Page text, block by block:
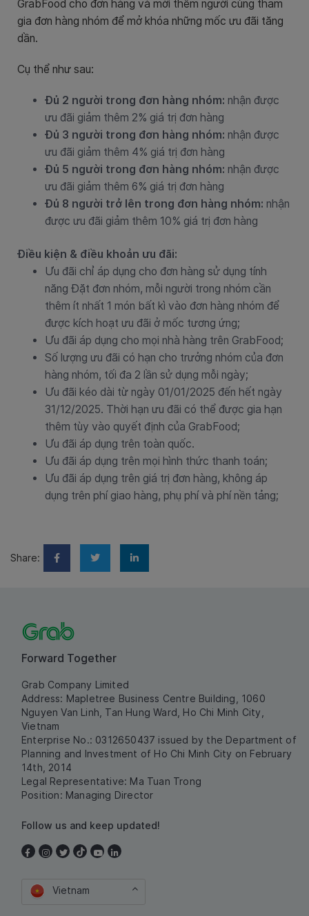
GrabFood cho đơn hàng và mời thêm người cùng tham
gia đơn hàng nhóm để mở khóa những mốc ưu đãi tăng
dần.
Cụ thể như sau:
Đủ 2 người trong đơn hàng nhóm: nhận được
ưu đãi giảm thêm 2% giá trị đơn hàng
Đủ 3 người trong đơn hàng nhóm: nhận được
ưu đãi giảm thêm 4% giá trị đơn hàng
Đủ 5 người trong đơn hàng nhóm: nhận được
ưu đãi giảm thêm 6% giá trị đơn hàng
Đủ 8 người trở lên trong đơn hàng nhóm: nhận
được ưu đãi giảm thêm 10% giá trị đơn hàng
Điều kiện & điều khoản ưu đãi:
Ưu đãi chỉ áp dụng cho đơn hàng sử dụng tính
năng Đặt đơn nhóm, mỗi người trong nhóm cần
thêm ít nhất 1 món bất kì vào đơn hàng nhóm để
được kích hoạt ưu đãi ở mốc tương ứng;
Ưu đãi áp dụng cho mọi nhà hàng trên GrabFood;
Số lượng ưu đãi có hạn cho trưởng nhóm của đơn
hàng nhóm, tối đa 2 lần sử dụng mỗi ngày;
Ưu đãi kéo dài từ ngày 01/01/2025 đến hết ngày
31/12/2025. Thời hạn ưu đãi có thể được gia hạn
thêm tùy vào quyết định của GrabFood;
Ưu đãi áp dụng trên toàn quốc.
Ưu đãi áp dụng trên mọi hình thức thanh toán;
Ưu đãi áp dụng trên giá trị đơn hàng, không áp
dụng trên phí giao hàng, phụ phí và phí nền tảng;
Share:
Forward Together
Grab Company Limited
Address: Mapletree Business Centre Building, 1060
Nguyen Van Linh, Tan Hung Ward, Ho Chi Minh City,
Vietnam
Enterprise No.: 0312650437 issued by the Department of
Planning and Investment of Ho Chi Minh City on February
14th, 2014
Legal Representative: Ma Tuan Trong
Position: Managing Director
Follow us and keep updated!
Vietnam